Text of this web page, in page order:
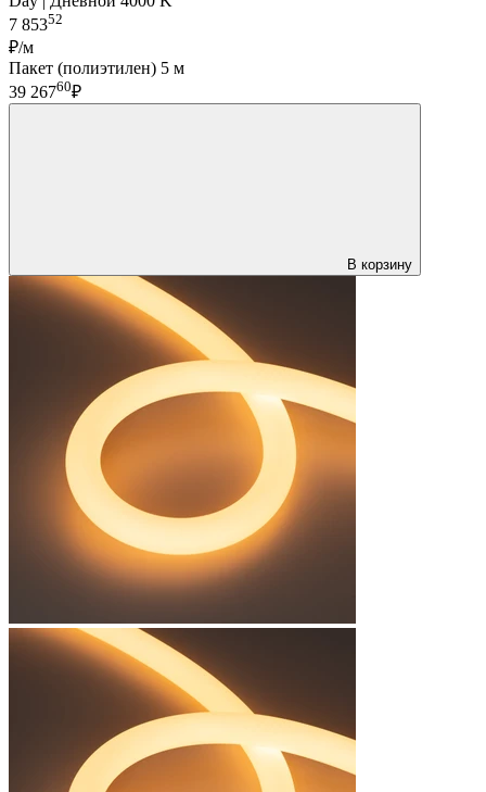
7 85352
₽/м
Пакет (полиэтилен) 5 м
39 26760₽
В корзину